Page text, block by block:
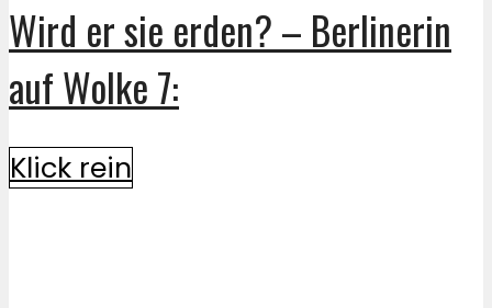
Wird er sie erden? – Berlinerin
auf Wolke 7:
Klick rein